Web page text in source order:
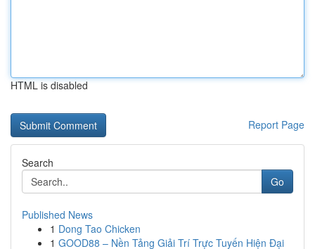
HTML is disabled
Report Page
Search
Go
Published News
1 Dong Tao Chicken
1 GOOD88 – Nền Tảng Giải Trí Trực Tuyến Hiện Đại